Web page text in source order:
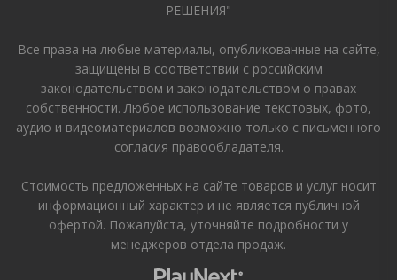
РЕШЕНИЯ"
Все права на любые материалы, опубликованные на сайте,
защищены в соответствии с российским
законодательством и законодательством о правах
собственности. Любое использование текстовых, фото,
аудио и видеоматериалов возможно только с письменного
согласия правообладателя.
Стоимость предложенных на сайте товаров и услуг носит
информационный характер и не является публичной
офертой. Пожалуйста, уточняйте подробности у
менеджеров отдела продаж.